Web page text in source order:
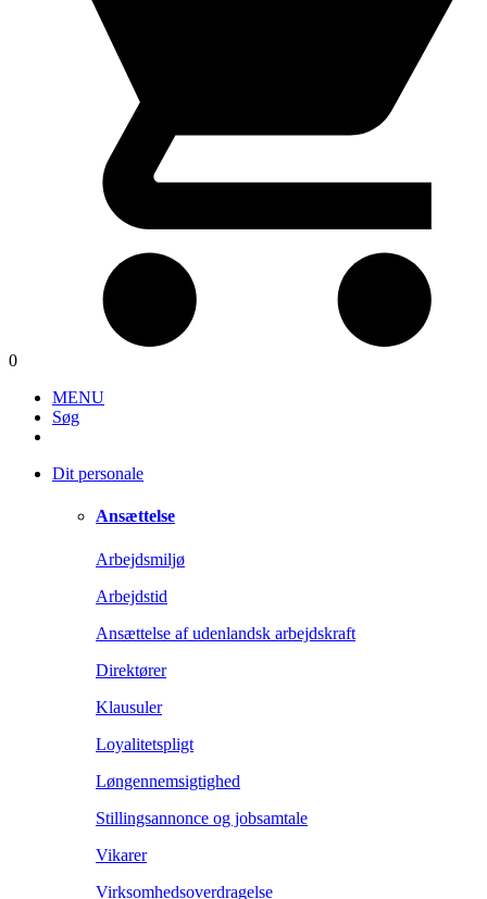
0
MENU
Søg
Dit personale
Ansættelse
Arbejdsmiljø
Arbejdstid
Ansættelse af udenlandsk arbejdskraft
Direktører
Klausuler
Loyalitetspligt
Løngennemsigtighed
Stillingsannonce og jobsamtale
Vikarer
Virksomhedsoverdragelse